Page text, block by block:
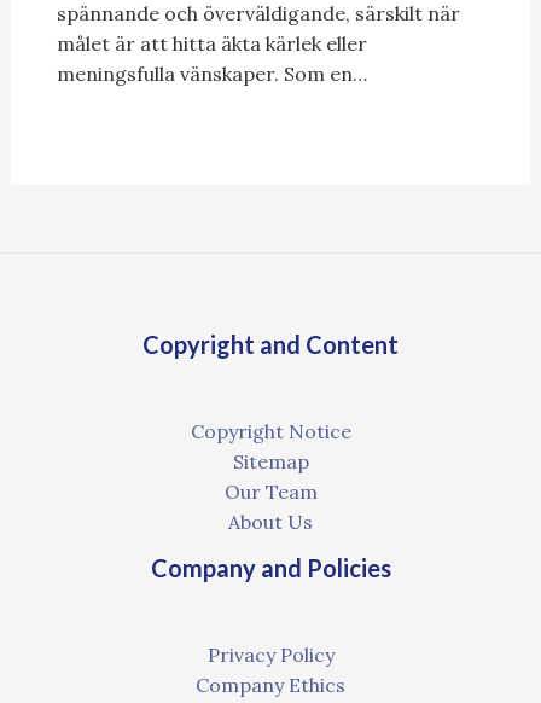
spännande och överväldigande, särskilt när
målet är att hitta äkta kärlek eller
meningsfulla vänskaper. Som en…
Copyright and Content
Copyright Notice
Sitemap
Our Team
About Us
Company and Policies
Privacy Policy
Company Ethics